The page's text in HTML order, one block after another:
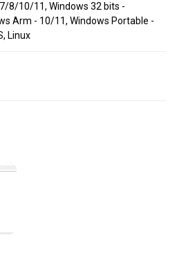
8/10/11, Windows 32 bits -
Arm - 10/11, Windows Portable -
Linux